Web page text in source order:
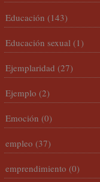
Educación (143)
Educación sexual (1)
Ejemplaridad (27)
Ejemplo (2)
Emoción (0)
empleo (37)
emprendimiento (0)